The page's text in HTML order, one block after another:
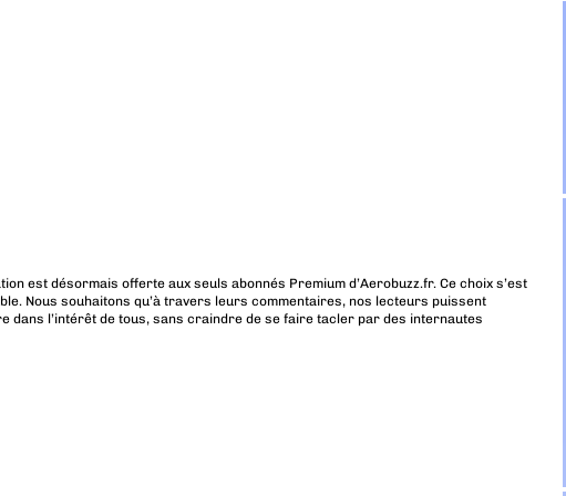
est désormais offerte aux seuls abonnés Premium d’Aerobuzz.fr. Ce choix s’est
Nous souhaitons qu’à travers leurs commentaires, nos lecteurs puissent
dans l’intérêt de tous, sans craindre de se faire tacler par des internautes